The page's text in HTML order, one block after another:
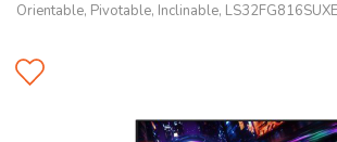
Orientable, Pivotable, Inclinable,